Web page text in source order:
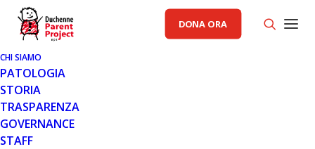
DONA ORA
CHI SIAMO
PATOLOGIA
STORIA
TRASPARENZA
GOVERNANCE
STAFF